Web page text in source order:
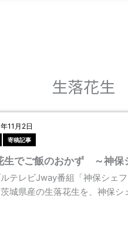
生落花生
11月2日
寄稿記事
生でご飯のおかず ～神保
テレビJway番組「神保シェ
城県産の生落花生を、神保